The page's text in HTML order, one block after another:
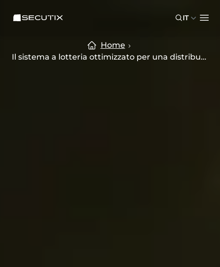
SECUTIX IT
Home
Il sistema a lotteria ottimizzato per una distribuzione equa dei biglietti